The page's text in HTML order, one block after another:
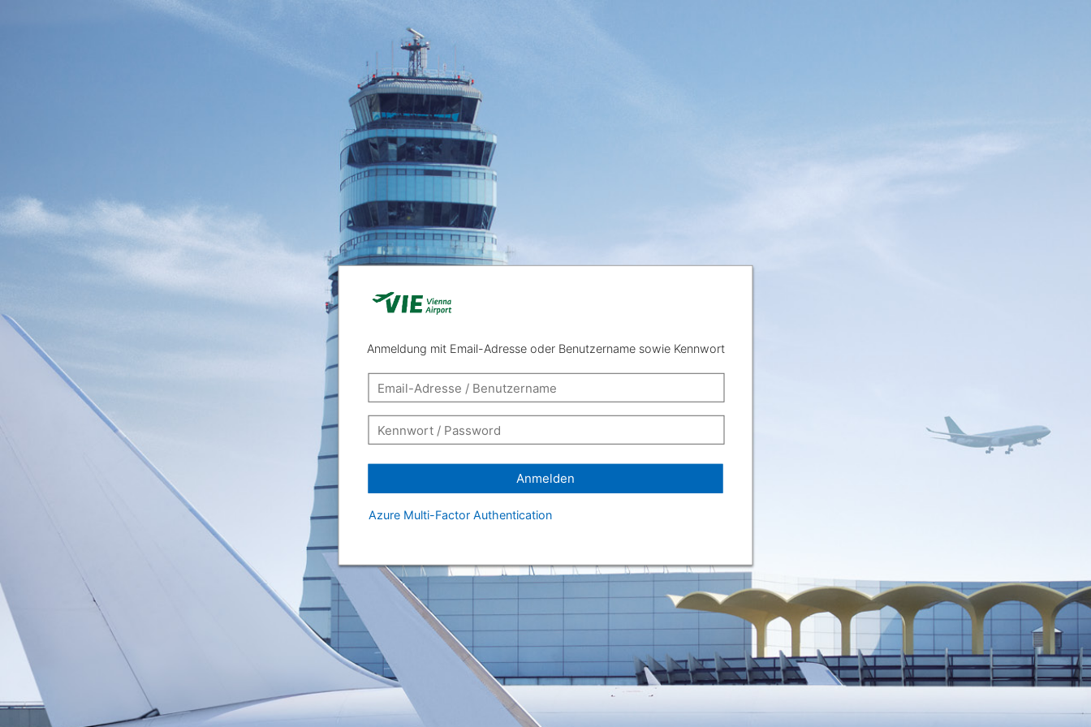
Anmeldung mit Email-Adresse oder Benutzername sowie Kennwort
Anmelden
Azure Multi-Factor Authentication